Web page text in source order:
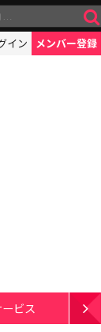
イン メンバー登録
ビス